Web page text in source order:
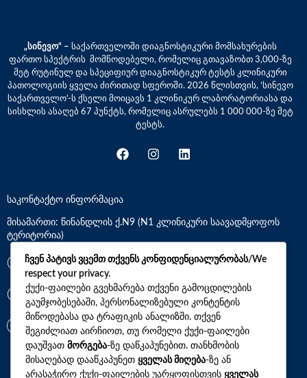
„სინევო“ – საქართველოში დიაგნოსტიკური მომსახურების
ფართო სპექტრის მომწოდებელი, რომელიც გთავაზობთ 3,000-ზე
მეტ რუტინულ და სპეციფიურ დიაგნოსტიკურ ტესტს კლინიკური
პათოლოგიის ყველა ძირითად სფეროში. 2026 წლისთვის, ‘სინევო
საქართველო’-ს ქსელი მოიცავს 1 კლინიკურ ლაბორატორიასა და
სისხლის ასაღებ 67 პუნქტს, რომელიც ასრულებს 1 000 000-ზე მეტ
ტესტს.
საკონტაქტო ინფორმაცია
მისამართი: წინანდლის ქ.N9 (N1 კლინიკური საავადმყოფოს
ტერიტორია)
*7770
+(995)32 2 800 111
info@synevo.ge
2021 – 2026 © სინევო. ყველა უფლება დაცულია
ჩვენ პატივს ვცემთ თქვენს კონფიდენციალურობას/We
respect your privacy.
ქუქი-ფაილები გვეხმარება თქვენი გამოცდილების
გაუმჯობესებაში, პერსონალიზებული კონტენტის
მიწოდებასა და ტრაფიკის ანალიზში. თქვენ
შეგიძლიათ აირჩიოთ, თუ რომელი ქუქი-ფაილები
დაუშვათ მორგება-ზე დაწკაპუნებით. თანხმობის
მისაღებად დააწკაპუნეთ ყველას მიღება-ზე ან
არასაჭირო ქუქი-ფაილების უარყოფისთვის ყველას